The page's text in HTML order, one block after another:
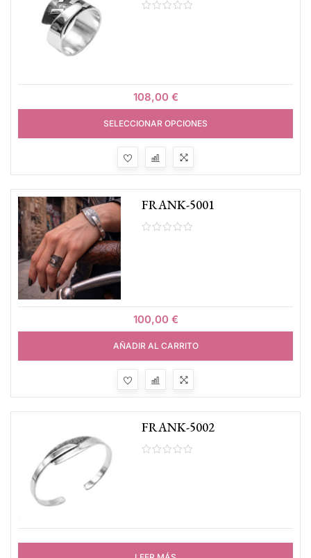
108,00 €
SELECCIONAR OPCIONES
FRANK-5001
100,00 €
AÑADIR AL CARRITO
FRANK-5002